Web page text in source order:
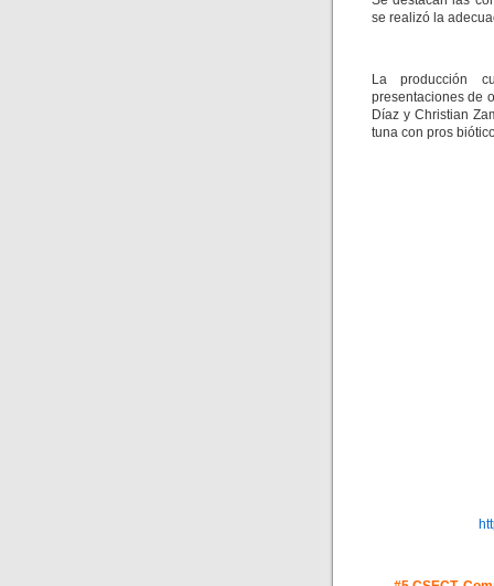
se realizó la
La producción
presentaciones de
Díaz y Christian
tuna con pros